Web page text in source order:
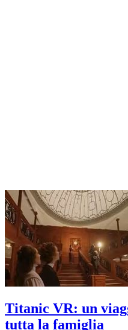
Titanic VR: un
tutta la famiglia